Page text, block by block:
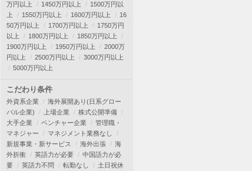
万円以上
1450万円以上
1500万円以
上
1550万円以上 1600万円以上
16
50万円以上
1700万円以上
1750万円
以上
1800万円以上
1850万円以上
1900万円以上
1950万円以上
2000万
円以上
2500万円以上
3000万円以上
5000万円以上
こだわり条件
外資系企業
海外展開あり(日系グロー
バル企業)
上場企業
株式公開準備
大手企業
ベンチャー企業
管理職・
マネジャー
マネジメント業務なし
新規事業・新サービス
海外出張
海
外折衝
英語力が必要
中国語力が必
要
英語力不問 転勤なし
土日祝休